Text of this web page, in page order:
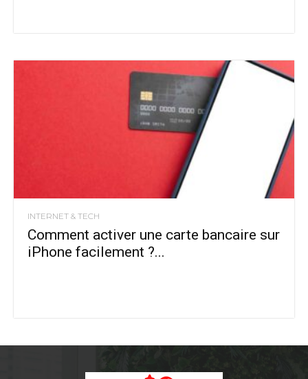
INTERNET & TECH
Comment activer une carte bancaire sur
iPhone facilement ?...